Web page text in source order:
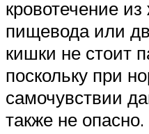
кровотечение из
пищевода или
кишки не стоит
поскольку при
самочувствии
также не